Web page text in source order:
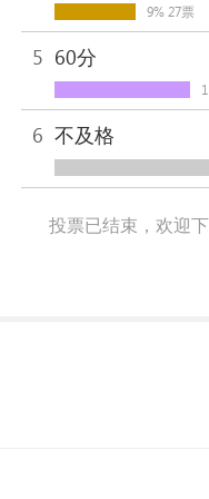
9% 27票
5 60分
6 不及格
投票已结束，欢迎